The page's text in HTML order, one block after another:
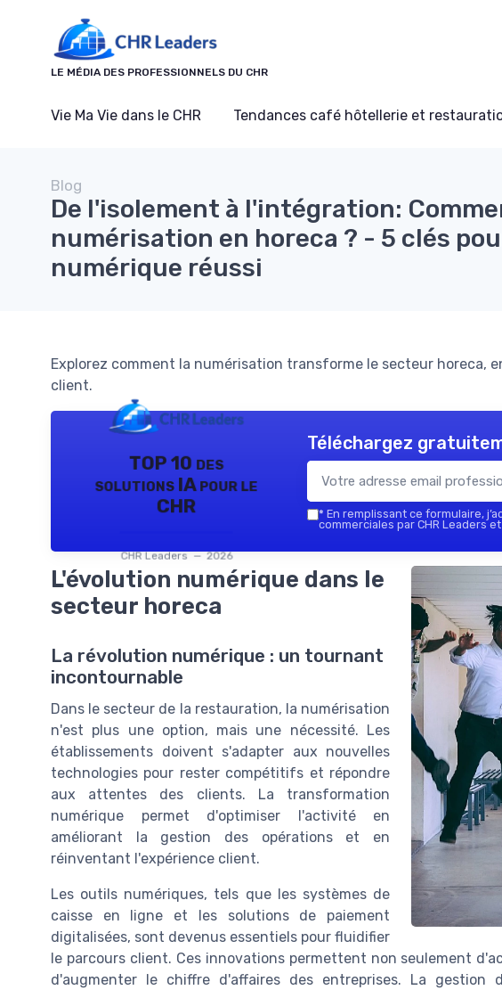
LE MÉDIA DES PROFESSIONNELS DU CHR
Vie Ma Vie dans le CHR Tendances café hôtellerie et
Blog
De l'isolement à l'intégration:
numérisation en horeca ? - 5 clés
numérique réussi
Explorez comment la numérisation transforme le secteur horeca,
client.
TOP 10 des
solutions IA pour le
CHR
CHR Leaders — 2026
Téléchargez
* En remplissant ce formulaire,
commerciales par CHR Leaders
L'évolution numérique dans le
secteur horeca
La révolution numérique : un tournant
incontournable
Dans le secteur de la restauration, la numérisation
n'est plus une option, mais une nécessité. Les
établissements doivent s'adapter aux nouvelles
technologies pour rester compétitifs et répondre
aux attentes des clients. La transformation
numérique permet d'optimiser l'activité en
améliorant la gestion des opérations et en
réinventant l'expérience client.
Les outils numériques, tels que les systèmes de
caisse en ligne et les solutions de paiement
digitalisées, sont devenus essentiels pour fluidifier
le parcours client. Ces innovations permettent non seulement
d'augmenter le chiffre d'affaires des entreprises. La